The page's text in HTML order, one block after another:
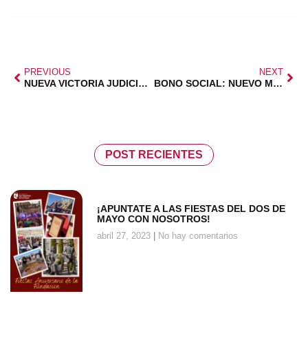
PREVIOUS
NUEVA VICTORIA JUDICIAL A FAVOR DE LAS FAMILIAS
NEXT
BONO SOCIAL: NUEVO MARCO NORMATIVO
POST RECIENTES
¡APUNTATE A LAS FIESTAS DEL DOS DE
MAYO CON NOSOTROS!
abril 27, 2023 No hay comentarios